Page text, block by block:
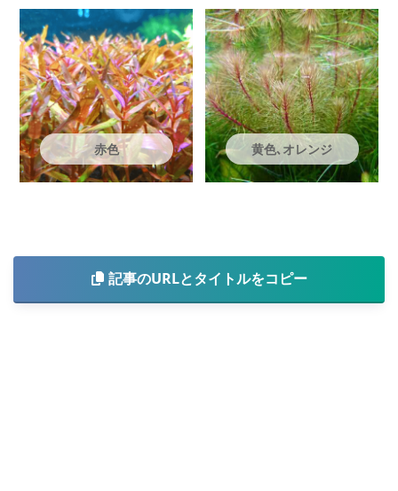
赤色 黄色､オレンジ
記事のURLとタイトルをコピー